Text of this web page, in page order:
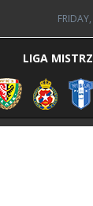
LIGA